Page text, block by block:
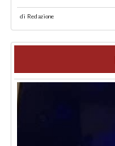
di Redazione